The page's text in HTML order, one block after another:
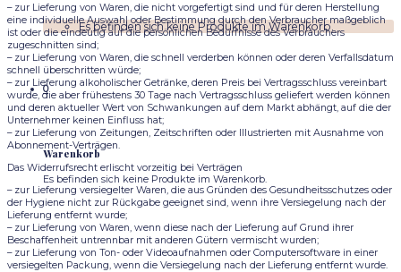
Es befinden sich keine Produkte im Warenkorb.
0
Warenkorb
Es befinden sich keine Produkte im Warenkorb.
– zur Lieferung von Waren, die nicht vorgefertigt sind und für deren Herstellung
eine individuelle Auswahl oder Bestimmung durch den Verbraucher maßgeblich
ist oder die eindeutig auf die persönlichen Bedürfnisse des Verbrauchers
zugeschnitten sind;
– zur Lieferung von Waren, die schnell verderben können oder deren Verfallsdatum
schnell überschritten würde;
– zur Lieferung alkoholischer Getränke, deren Preis bei Vertragsschluss vereinbart
wurde, die aber frühestens 30 Tage nach Vertragsschluss geliefert werden können
und deren aktueller Wert von Schwankungen auf dem Markt abhängt, auf die der
Unternehmer keinen Einfluss hat;
– zur Lieferung von Zeitungen, Zeitschriften oder Illustrierten mit Ausnahme von
Abonnement-Verträgen.
Das Widerrufsrecht erlischt vorzeitig bei Verträgen
– zur Lieferung versiegelter Waren, die aus Gründen des Gesundheitsschutzes oder
der Hygiene nicht zur Rückgabe geeignet sind, wenn ihre Versiegelung nach der
Lieferung entfernt wurde;
– zur Lieferung von Waren, wenn diese nach der Lieferung auf Grund ihrer
Beschaffenheit untrennbar mit anderen Gütern vermischt wurden;
– zur Lieferung von Ton- oder Videoaufnahmen oder Computersoftware in einer
versiegelten Packung, wenn die Versiegelung nach der Lieferung entfernt wurde.